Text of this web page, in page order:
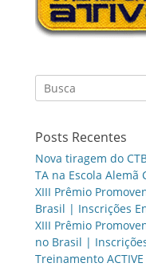
Search
for:
Posts Recentes
Nova tiragem do
TA na Escola Alemã
XIII Prêmio
Brasil | Inscrições
XIII Prêmio
no Brasil |
Treinamento